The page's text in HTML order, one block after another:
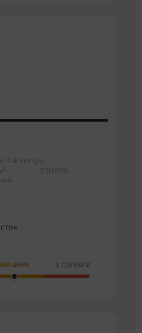
1.4l mt gls
3 21113478
цена 1 126 938 ₽